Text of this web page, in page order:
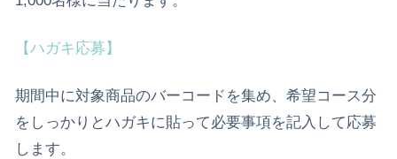
【ハガキ応募】
期間中に対象商品のバーコードを集め、希望コース分
をしっかりとハガキに貼って必要事項を記入して応募
します。